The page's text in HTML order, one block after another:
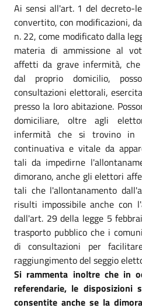
Ai sensi all'art. 1 del decreto-
convertito, con modificazioni,
n. 22, come modificato dalla
materia di ammissione al
affetti da grave infermità,
dal proprio domicilio,
consultazioni elettorali,
presso la loro abitazione.
domiciliare, oltre agli
infermità che si trovino in
continuativa e vitale da
tali da impedirne
dimorano, anche gli elettori
tali che l'allontanamento
risulti impossibile anche con
dall'art. 29 della legge 5
trasporto pubblico che i
di consultazioni per
raggiungimento del seggio
Si rammenta inoltre che in
referendarie, le disposizioni
consentite anche se la